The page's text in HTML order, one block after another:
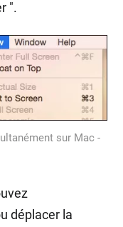
".
sur Mac -
déplacer la